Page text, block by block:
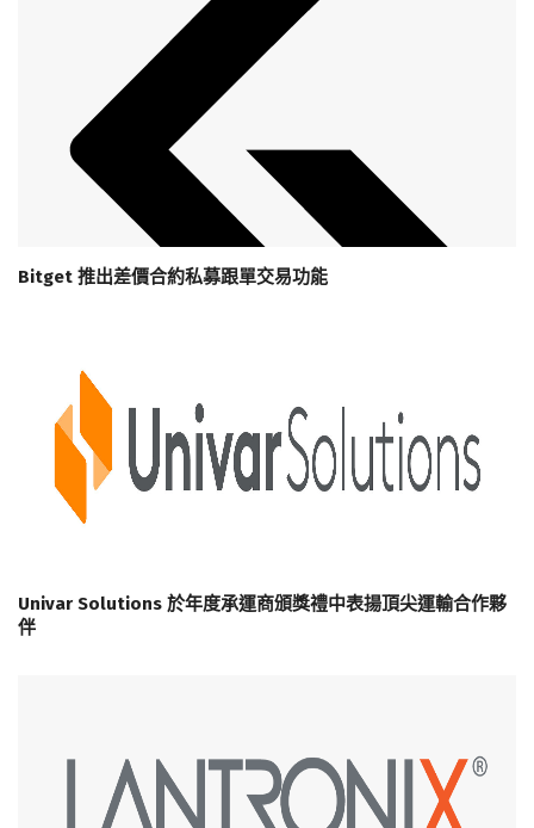
Bitget 推出差價合約私募跟單交易功能
Univar Solutions 於年度承運商頒獎禮中表揚頂尖運輸合作夥
伴